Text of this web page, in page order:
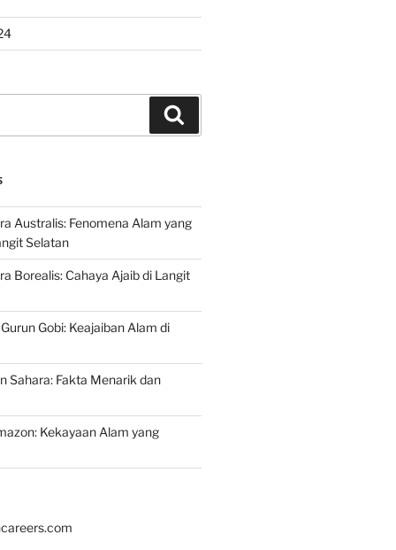
Australis: Fenomena Alam yang
Selatan
Borealis: Cahaya Ajaib di Langit
Gobi: Keajaiban Alam di
Sahara: Fakta Menarik dan
Kekayaan Alam yang